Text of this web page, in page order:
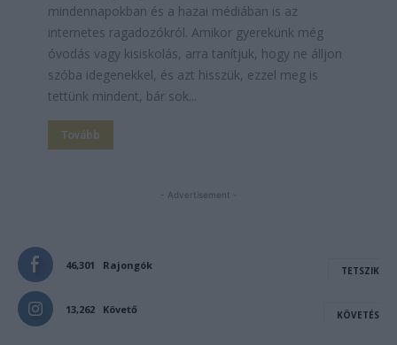
mindennapokban és a hazai médiában is az
internetes ragadozókról. Amikor gyerekünk még
óvodás vagy kisiskolás, arra tanítjuk, hogy ne álljon
szóba idegenekkel, és azt hisszük, ezzel meg is
tettünk mindent, bár sok...
Tovább
- Advertisement -
46,301 Rajongók TETSZIK
13,262 Követő KÖVETÉS